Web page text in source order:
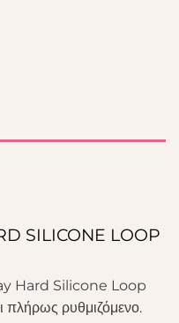
SILICONE LOOP
Hard Silicone Loop
πλήρως ρυθμιζόμενο.